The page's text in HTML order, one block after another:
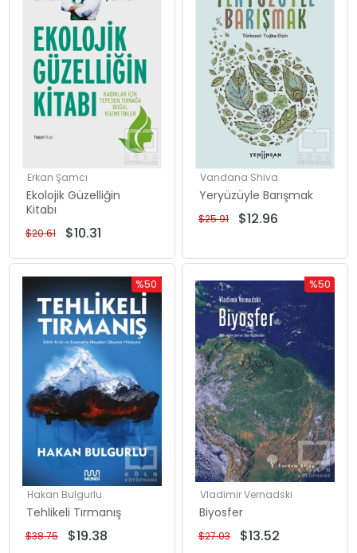
Erkan Şamcı
Ekolojik Güzelliğin
Kitabı
$10.31
$20.61
Vandana Shiva
Yeryüzüyle Barışmak
$12.96
$25.91
Hakan Bulgurlu
Tehlikeli Tırmanış
$19.38
$38.75
%50
İndirim
%50İndirim
Vladimir Vernadski
Biyosfer
$13.52
$27.03
%50